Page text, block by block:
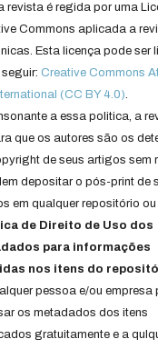
revista é regida por uma
Commons aplicada a
Esta licença pode ser
seguir:Creative Commons
(CC BY 4.0).
a essa politica, a
que os autores são os
de seus artigos sem
depositar o pós-print de
em qualquer repositório ou
de Direito de Uso dos
para informações
nos itens do
pessoa e/ou empresa
os metadados dos itens
gratuitamente e a